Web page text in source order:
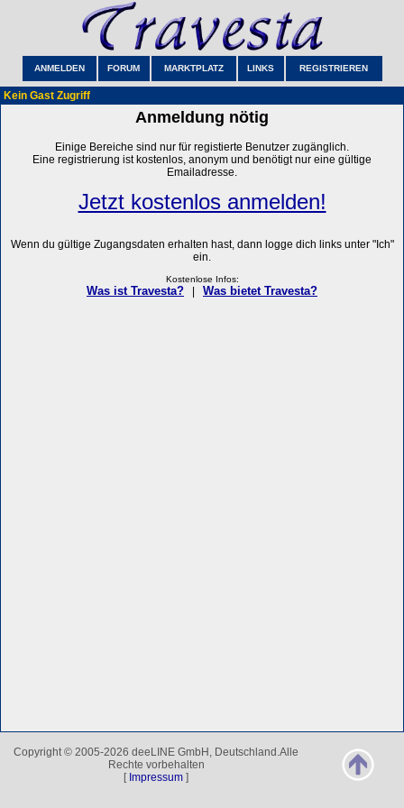
ANMELDEN FORUM MARKTPLATZ LINKS REGISTRIEREN
Kein Gast Zugriff
Anmeldung nötig
Einige Bereiche sind nur für registierte Benutzer zugänglich.
Eine registrierung ist kostenlos, anonym und benötigt nur eine gültige
Emailadresse.
Jetzt kostenlos anmelden!
Wenn du gültige Zugangsdaten erhalten hast, dann logge dich links unter "Ich"
ein.
Kostenlose Infos:
Was ist Travesta? Was bietet Travesta?
Copyright © 2005-2026 deeLINE GmbH, Deutschland.Alle
Rechte vorbehalten
[ Impressum ]